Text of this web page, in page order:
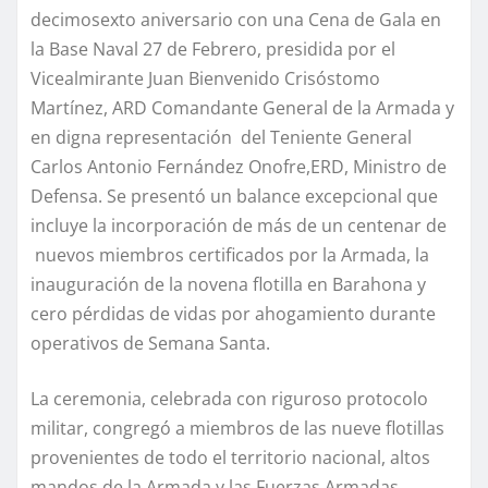
decimosexto aniversario con una Cena de Gala en
la Base Naval 27 de Febrero, presidida por el
Vicealmirante Juan Bienvenido Crisóstomo
Martínez, ARD Comandante General de la Armada y
en digna representación del Teniente General
Carlos Antonio Fernández Onofre,ERD, Ministro de
Defensa. Se presentó un balance excepcional que
incluye la incorporación de más de un centenar de
nuevos miembros certificados por la Armada, la
inauguración de la novena flotilla en Barahona y
cero pérdidas de vidas por ahogamiento durante
operativos de Semana Santa.
La ceremonia, celebrada con riguroso protocolo
militar, congregó a miembros de las nueve flotillas
provenientes de todo el territorio nacional, altos